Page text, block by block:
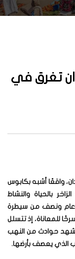
تغرق في
واقعًا أشبه بكابوس
بالحياة والنشاط
عام ونصف من سيطرة
للمعاناة، إذ تتسلل
يشهد حوادث من النهب
الذي يعصف بأرضها.